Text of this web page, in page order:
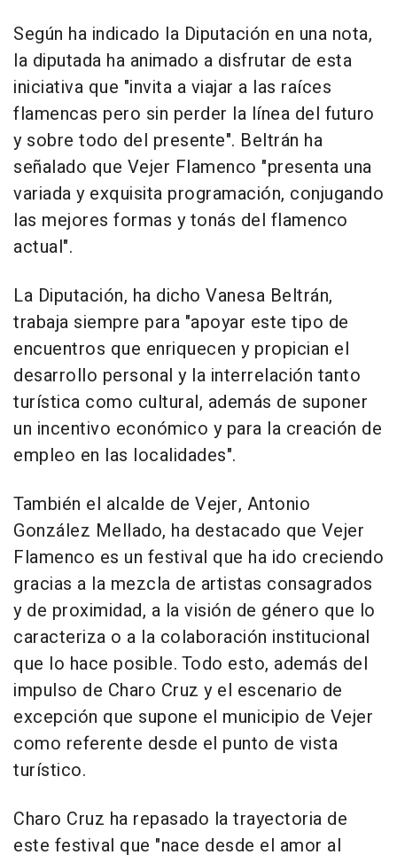
Según ha indicado la Diputación en una nota,
la diputada ha animado a disfrutar de esta
iniciativa que "invita a viajar a las raíces
flamencas pero sin perder la línea del futuro
y sobre todo del presente". Beltrán ha
señalado que Vejer Flamenco "presenta una
variada y exquisita programación, conjugando
las mejores formas y tonás del flamenco
actual".
La Diputación, ha dicho Vanesa Beltrán,
trabaja siempre para "apoyar este tipo de
encuentros que enriquecen y propician el
desarrollo personal y la interrelación tanto
turística como cultural, además de suponer
un incentivo económico y para la creación de
empleo en las localidades".
También el alcalde de Vejer, Antonio
González Mellado, ha destacado que Vejer
Flamenco es un festival que ha ido creciendo
gracias a la mezcla de artistas consagrados
y de proximidad, a la visión de género que lo
caracteriza o a la colaboración institucional
que lo hace posible. Todo esto, además del
impulso de Charo Cruz y el escenario de
excepción que supone el municipio de Vejer
como referente desde el punto de vista
turístico.
Charo Cruz ha repasado la trayectoria de
este festival que "nace desde el amor al